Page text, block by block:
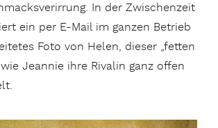
In der Zwischenzeit
ein per E-Mail im ganzen Betrieb
Foto von Helen, dieser „fetten
wie Jeannie ihre Rivalin ganz offen